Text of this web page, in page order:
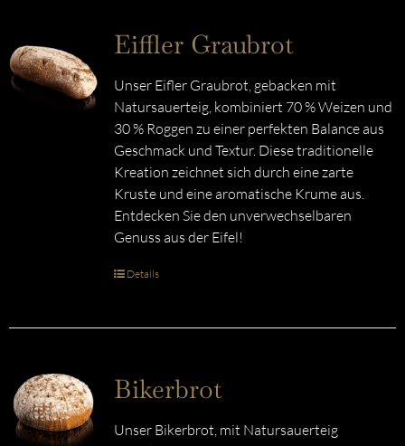
Eiffler Graubrot
Unser Eifler Graubrot, gebacken mit
Natursauerteig, kombiniert 70 % Weizen und
30 % Roggen zu einer perfekten Balance aus
Geschmack und Textur. Diese traditionelle
Kreation zeichnet sich durch eine zarte
Kruste und eine aromatische Krume aus.
Entdecken Sie den unverwechselbaren
Genuss aus der Eifel!
Details
Bikerbrot
Unser Bikerbrot, mit Natursauerteig